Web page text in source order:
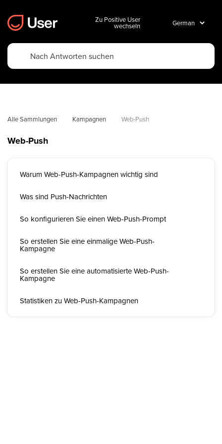
Zu Positive User
wechseln
Alle Sammlungen Kampagnen Web-Push
Web-Push
Warum Web-Push-Kampagnen wichtig sind
Was sind Push-Nachrichten
So konfigurieren Sie einen Web-Push-Prompt
So erstellen Sie eine einmalige Web-Push-
Kampagne
So erstellen Sie eine automatisierte Web-Push-
Kampagne
Statistiken zu Web-Push-Kampagnen